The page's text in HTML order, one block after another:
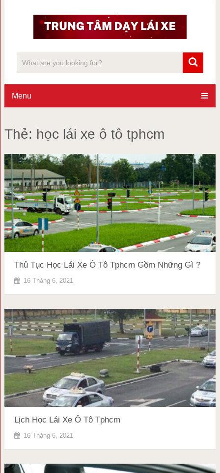
Menu
Thẻ: học lái xe ô tô tphcm
Thủ Tục Học Lái Xe Ô Tô Tphcm Gồm Những Gì ?
16 Tháng 6, 2021
Lịch Học Lái Xe Ô Tô Tphcm
16 Tháng 6, 2021